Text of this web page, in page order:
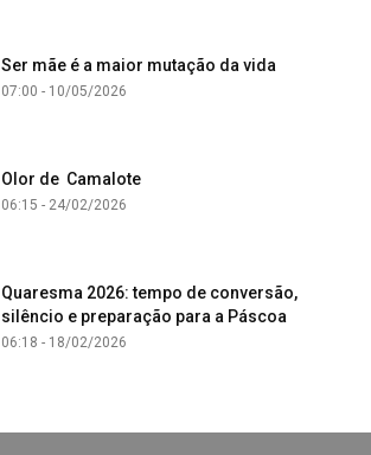
Ser mãe é a maior mutação da vida
07:00 - 10/05/2026
Olor de Camalote
06:15 - 24/02/2026
Quaresma 2026: tempo de conversão,
silêncio e preparação para a Páscoa
06:18 - 18/02/2026